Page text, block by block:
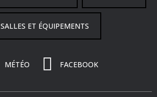
SALLES ET ÉQUIPEMENTS
MÉTÉO FACEBOOK